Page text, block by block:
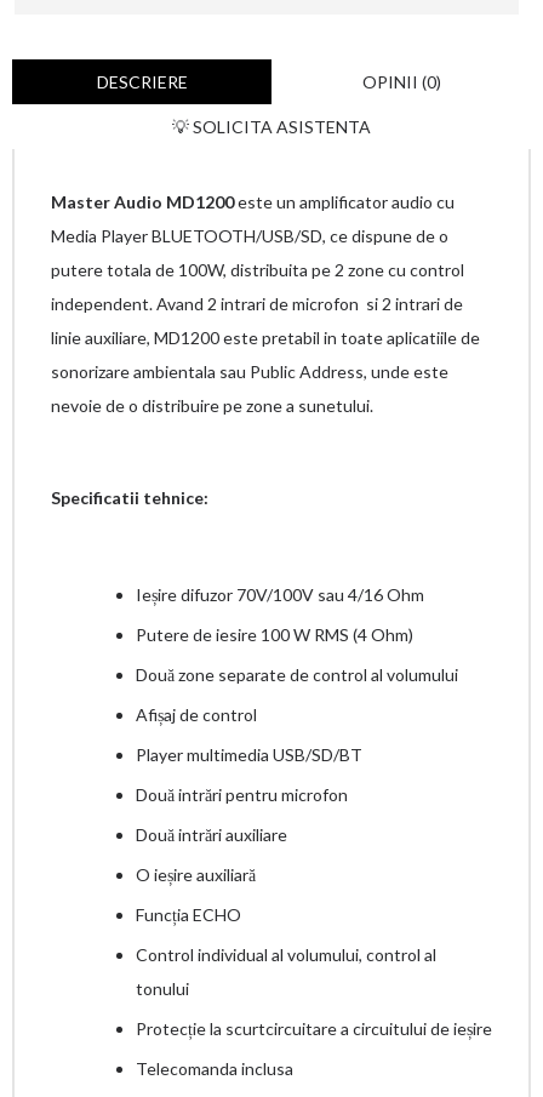
DESCRIERE OPINII (0)
💡 SOLICITA ASISTENTA
Master Audio MD1200este un amplificator audio cu
Media Player BLUETOOTH/USB/SD, ce dispune de o
putere totala de 100W, distribuita pe 2 zone cu control
independent. Avand 2 intrari de microfon si 2 intrari de
linie auxiliare, MD1200 este pretabil in toate aplicatiile de
sonorizare ambientala sau Public Address, unde este
nevoie de o distribuire pe zone a sunetului.
Specificatii tehnice:
Ieșire difuzor 70V/100V sau 4/16 Ohm
Putere de iesire 100 W RMS (4 Ohm)
Două zone separate de control al volumului
Afișaj de control
Player multimedia USB/SD/BT
Două intrări pentru microfon
Două intrări auxiliare
O ieșire auxiliară
Funcția ECHO
Control individual al volumului, control al
tonului
Protecție la scurtcircuitare a circuitului de ieșire
Telecomanda inclusa